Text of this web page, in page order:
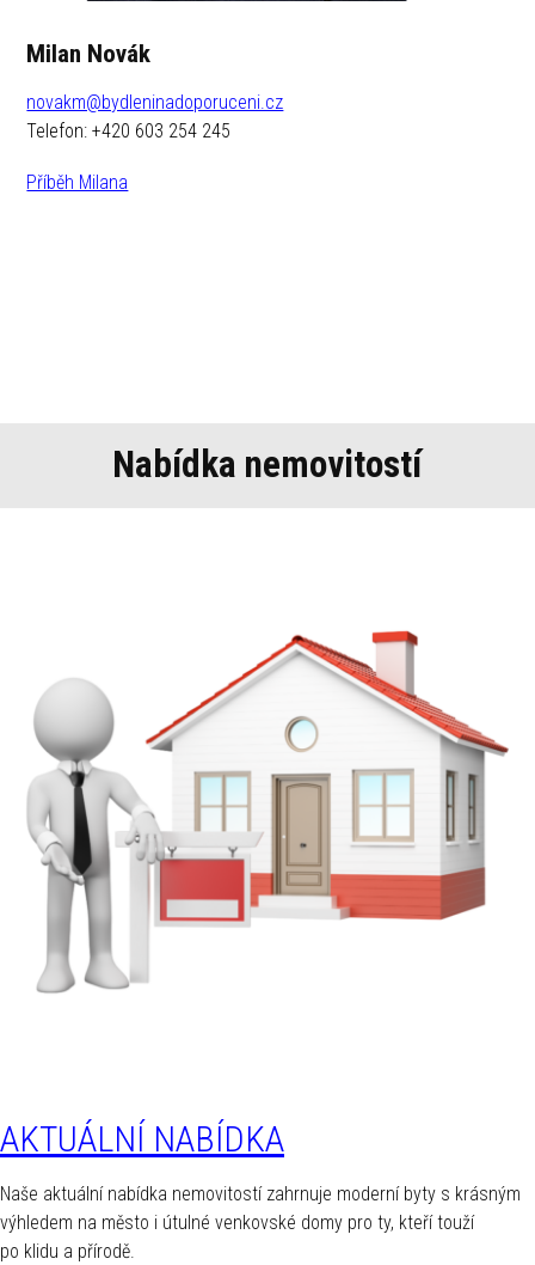
Milan Novák
novakm@bydleninadoporuceni.cz
Telefon: +420 603 254 245
Příběh Milana
Nabídka nemovitostí
AKTUÁLNÍ NABÍDKA
Naše aktuální nabídka nemovitostí zahrnuje moderní byty s krásným
výhledem na město i útulné venkovské domy pro ty, kteří touží
po klidu a přírodě.